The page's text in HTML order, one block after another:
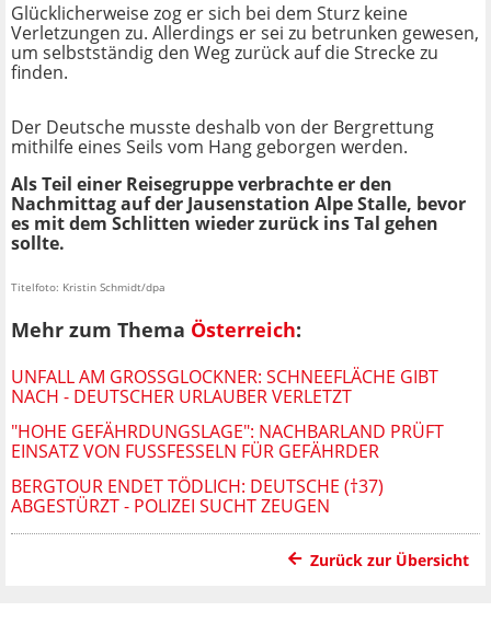
Glücklicherweise zog er sich bei dem Sturz keine
Verletzungen zu. Allerdings er sei zu betrunken gewesen,
um selbstständig den Weg zurück auf die Strecke zu
finden.
Der Deutsche musste deshalb von der Bergrettung
mithilfe eines Seils vom Hang geborgen werden.
Als Teil einer Reisegruppe verbrachte er den
Nachmittag auf der Jausenstation Alpe Stalle, bevor
es mit dem Schlitten wieder zurück ins Tal gehen
sollte.
Titelfoto: Kristin Schmidt/dpa
Mehr zum Thema Österreich:
UNFALL AM GROSSGLOCKNER: SCHNEEFLÄCHE GIBT N
ACH - DEUTSCHER URLAUBER VERLETZT
"HOHE GEFÄHRDUNGSLAGE": NACHBARLAND PRÜFT
EINSATZ VON FUSSFESSELN FÜR GEFÄHRDER
BERGTOUR ENDET TÖDLICH: DEUTSCHE (†37)
ABGESTÜRZT - POLIZEI SUCHT ZEUGEN
Zurück zur Übersicht